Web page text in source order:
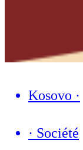
Kosovo ·
· Société